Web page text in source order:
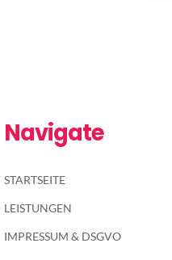
Navigate
STARTSEITE
LEISTUNGEN
IMPRESSUM & DSGVO